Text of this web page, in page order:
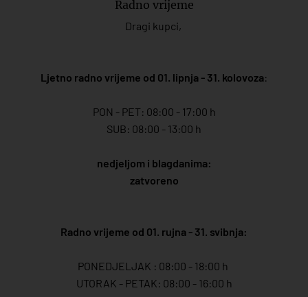
Radno vrijeme
Dragi kupci,
Ljetno radno vrijeme od 01. lipnja - 31. kolovoza:
PON - PET: 08:00 - 17:00 h
SUB: 08:00 - 13:00 h
nedjeljom i blagdanima:
zatvoreno
Radno vrijeme od 01. rujna - 31. svibnja:
PONEDJELJAK : 08:00 - 18:00 h
UTORAK - PETAK: 08:00 - 16:00 h